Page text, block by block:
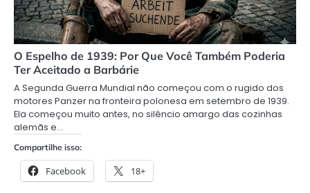
O Espelho de 1939: Por Que Você Também Poderia
Ter Aceitado a Barbárie
A Segunda Guerra Mundial não começou com o rugido dos
motores Panzer na fronteira polonesa em setembro de 1939.
Ela começou muito antes, no silêncio amargo das cozinhas
alemãs e…
Compartilhe isso:
Facebook 18+